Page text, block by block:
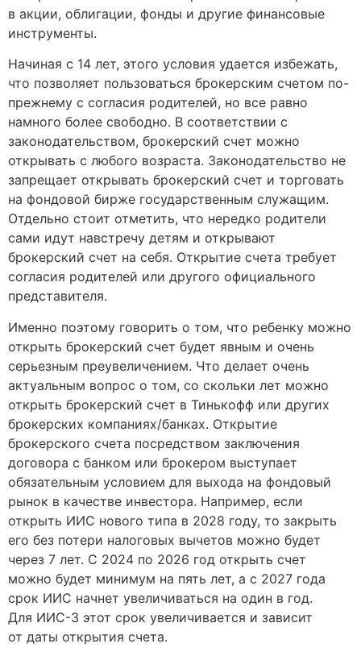
в акции, облигации, фонды и другие финансовые
инструменты.
Начиная с 14 лет, этого условия удается избежать,
что позволяет пользоваться брокерским счетом по-
прежнему с согласия родителей, но все равно
намного более свободно. В соответствии с
законодательством, брокерский счет можно
открывать с любого возраста. Законодательство не
запрещает открывать брокерский счет и торговать
на фондовой бирже государственным служащим.
Отдельно стоит отметить, что нередко родители
сами идут навстречу детям и открывают
брокерский счет на себя. Открытие счета требует
согласия родителей или другого официального
представителя.
Именно поэтому говорить о том, что ребенку можно
открыть брокерский счет будет явным и очень
серьезным преувеличением. Что делает очень
актуальным вопрос о том, со скольки лет можно
открыть брокерский счет в Тинькофф или других
брокерских компаниях/банках. Открытие
брокерского счета посредством заключения
договора с банком или брокером выступает
обязательным условием для выхода на фондовый
рынок в качестве инвестора. Например, если
открыть ИИС нового типа в 2028 году, то закрыть
его без потери налоговых вычетов можно будет
через 7 лет. С 2024 по 2026 год открыть счет
можно будет минимум на пять лет, а с 2027 года
срок ИИС начнет увеличиваться на один в год.
Для ИИС-3 этот срок увеличивается и зависит
от даты открытия счета.